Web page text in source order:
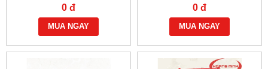
0 đ
MUA NGAY
0 đ
MUA NGAY